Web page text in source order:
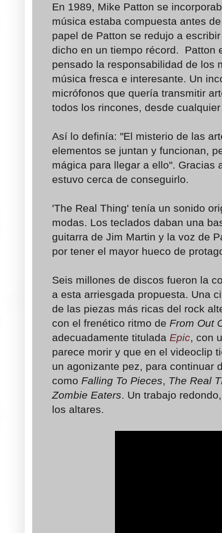
En 1989, Mike Patton se
música estaba compuesta antes
papel de Patton se redujo a
dicho en un tiempo récord. Patton
pensado la responsabilidad de los
música fresca e interesante. Un
micrófonos que quería transmitir
todos los rincones, desde
Así lo definía: "El misterio de las
elementos se juntan y funcionan,
mágica para llegar a ello". Gracias
estuvo cerca de conseguirlo.
'The Real Thing' tenía un sonido
modas. Los teclados daban una
guitarra de Jim Martin y la voz de
por tener el mayor hueco de
Seis millones de discos fueron la
a esta arriesgada propuesta. Una
de las piezas más ricas del rock
con el frenético ritmo de From Out
adecuadamente titulada Epic, con
parece morir y que en el videoclip
un agonizante pez, para continuar
como Falling To Pieces, The Real
Zombie Eaters. Un trabajo
los altares.